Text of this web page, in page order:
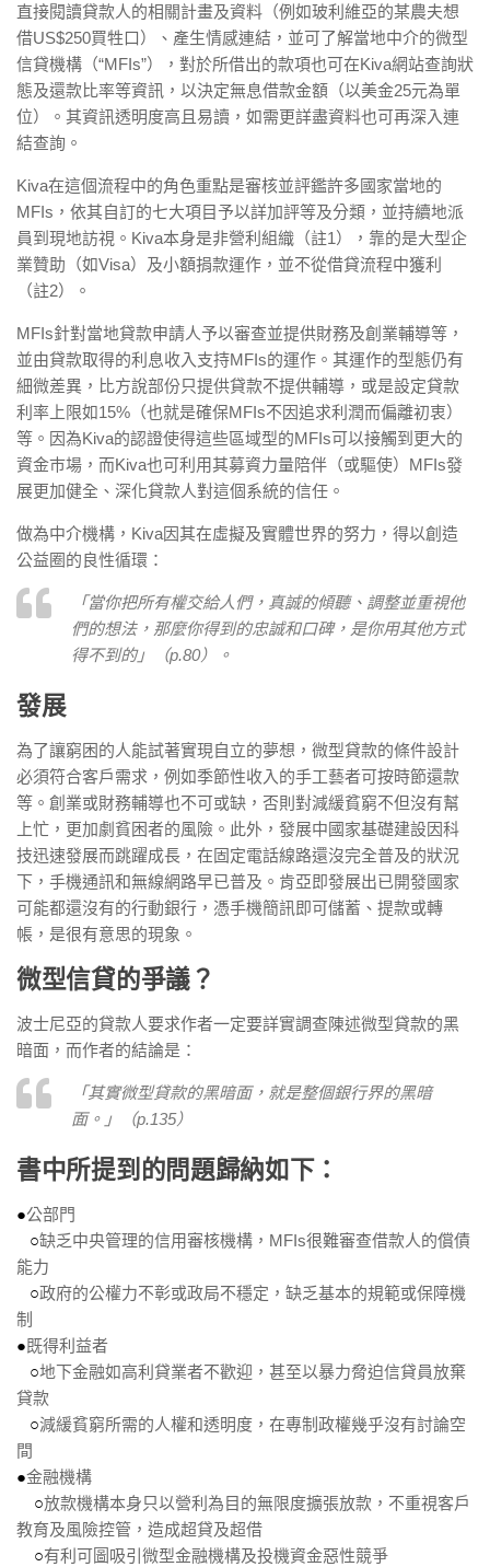
直接閱讀貸款人的相關計畫及資料（例如玻利維亞的某農夫想
借US$250買牲口）、產生情感連結，並可了解當地中介的微型
信貸機構（“MFIs”），對於所借出的款項也可在Kiva網站查詢狀
態及還款比率等資訊，以決定無息借款金額（以美金25元為單
位）。其資訊透明度高且易讀，如需更詳盡資料也可再深入連
結查詢。
Kiva在這個流程中的角色重點是審核並評鑑許多國家當地的
MFIs，依其自訂的七大項目予以詳加評等及分類，並持續地派
員到現地訪視。Kiva本身是非營利組織（註1），靠的是大型企
業贊助（如Visa）及小額捐款運作，並不從借貸流程中獲利
（註2）。
MFIs針對當地貸款申請人予以審查並提供財務及創業輔導等，
並由貸款取得的利息收入支持MFIs的運作。其運作的型態仍有
細微差異，比方說部份只提供貸款不提供輔導，或是設定貸款
利率上限如15%（也就是確保MFIs不因追求利潤而偏離初衷）
等。因為Kiva的認證使得這些區域型的MFIs可以接觸到更大的
資金巿場，而Kiva也可利用其募資力量陪伴（或驅使）MFIs發
展更加健全、深化貸款人對這個系統的信任。
做為中介機構，Kiva因其在虛擬及實體世界的努力，得以創造
公益圈的良性循環：
「當你把所有權交給人們，真誠的傾聽、調整並重視他
們的想法，那麼你得到的忠誠和口碑，是你用其他方式
得不到的」（p.80）。
發展
為了讓窮困的人能試著實現自立的夢想，微型貸款的條件設計
必須符合客戶需求，例如季節性收入的手工藝者可按時節還款
等。創業或財務輔導也不可或缺，否則對減緩貧窮不但沒有幫
上忙，更加劇貧困者的風險。此外，發展中國家基礎建設因科
技迅速發展而跳躍成長，在固定電話線路還沒完全普及的狀況
下，手機通訊和無線網路早已普及。肯亞即發展出已開發國家
可能都還沒有的行動銀行，憑手機簡訊即可儲蓄、提款或轉
帳，是很有意思的現象。
微型信貸的爭議？
波士尼亞的貸款人要求作者一定要詳實調查陳述微型貸款的黑
暗面，而作者的結論是：
「其實微型貸款的黑暗面，就是整個銀行界的黑暗
面。」（p.135）
書中所提到的問題歸納如下：
●公部門
○缺乏中央管理的信用審核機構，MFIs很難審查借款人的償債
能力
○政府的公權力不彰或政局不穩定，缺乏基本的規範或保障機
制
●既得利益者
○地下金融如高利貸業者不歡迎，甚至以暴力脅迫信貸員放棄
貸款
○減緩貧窮所需的人權和透明度，在專制政權幾乎沒有討論空
間
●金融機構
○放款機構本身只以營利為目的無限度擴張放款，不重視客戶
教育及風險控管，造成超貸及超借
○有利可圖吸引微型金融機構及投機資金惡性競爭